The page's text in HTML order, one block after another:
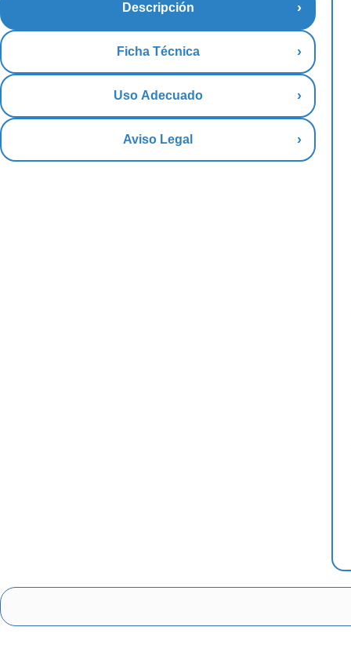
Descripción
Ficha Técnica
Uso Adecuado
Aviso Legal